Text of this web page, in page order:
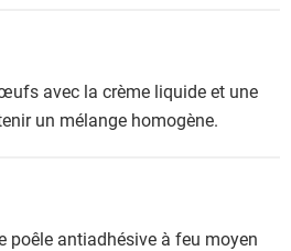
avec la crème liquide et une
un mélange homogène.
poêle antiadhésive à feu moyen